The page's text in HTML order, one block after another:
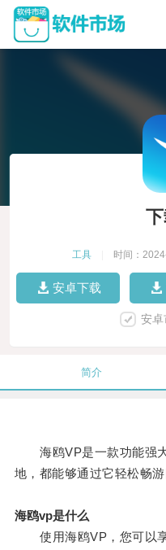
工具 时间：
安卓下载
安卓
简介
海鸥VP是一款功能强大
地，都能够通过它轻松畅游
海鸥vp是什么
使用海鸥VP，您可以享